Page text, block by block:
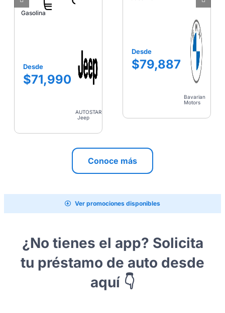
Gasolina
Desde
$71,990
AUTOSTAR
Jeep
Desde
$79,887
Bavarian
Motors
Conoce más
Ver promociones disponibles
¿No tienes el app? Solicita
tu préstamo de auto desde
aquí 👇